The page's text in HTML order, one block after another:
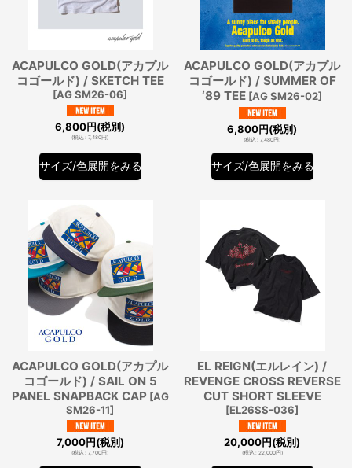
ACAPULCO GOLD(アカプル
コゴールド) / SKETCH TEE
[AG SM26-06]
6,800円(税別)
(税込: 7,480円)
サイズ/色展開をみる
ACAPULCO GOLD(アカプル
コゴールド) / SUMMER OF
‘89 TEE [AG SM26-02]
6,800円(税別)
(税込: 7,480円)
サイズ/色展開をみる
ACAPULCO GOLD(アカプル
コゴールド) / SAIL ON 5
PANEL SNAPBACK CAP [AG
SM26-11]
7,000円(税別)
(税込: 7,700円)
EL REIGN(エルレイン) /
REVENGE CROSS REVERSE
CUT SHORT SLEEVE
[EL26SS-036]
20,000円(税別)
(税込: 22,000円)